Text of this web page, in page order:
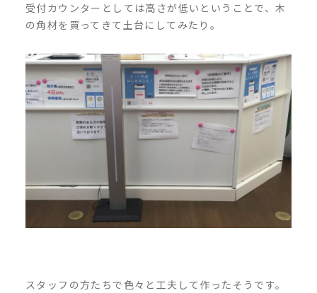
受付カウンターとしては高さが低いということで、木
の角材を買ってきて土台にしてみたり。
スタッフの方たちで色々と工夫して作ったそうです。